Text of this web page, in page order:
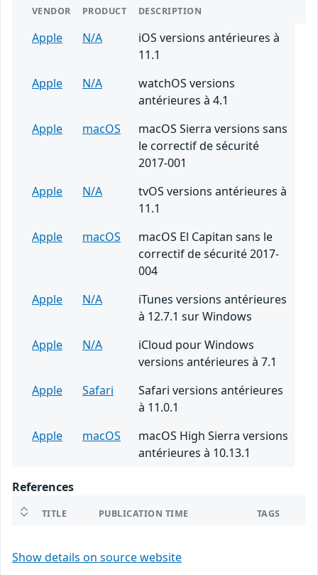
VENDOR PRODUCT DESCRIPTION
Apple N/A
iOS versions antérieures à
11.1
Apple
N/A
watchOS versions
antérieures à 4.1
Apple
macOS
macOS Sierra versions sans
le correctif de sécurité
2017-001
Apple
N/A
tvOS versions antérieures à
11.1
Apple
macOS
macOS El Capitan sans le
correctif de sécurité 2017-
004
Apple
N/A
iTunes versions antérieures
à 12.7.1 sur Windows
Apple
N/A
iCloud pour Windows
versions antérieures à 7.1
Apple
Safari
Safari versions antérieures
à 11.0.1
Apple
macOS
macOS High Sierra versions
antérieures à 10.13.1
References
TITLE PUBLICATION TIME TAGS
Show details on source website